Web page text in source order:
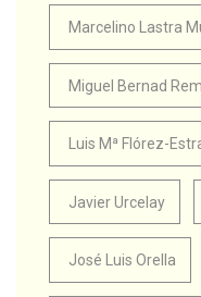
Marcelino Lastra
Miguel Bernad
Luis Mª Flórez-
Javier Urcelay
José Luis Orella